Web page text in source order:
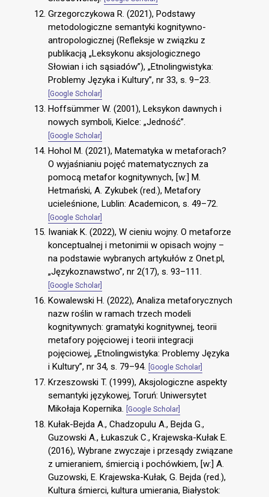
Grzegorczykowa R. (2021), Podstawy
metodologiczne semantyki kognitywno-
antropologicznej (Refleksje w związku z
publikacją „Leksykonu aksjologicznego
Słowian i ich sąsiadów”), „Etnolingwistyka:
Problemy Języka i Kultury”, nr 33, s. 9–23.
[Google Scholar]
Hoffsümmer W. (2001), Leksykon dawnych i
nowych symboli, Kielce: „Jedność”.
[Google Scholar]
Hohol M. (2021), Matematyka w metaforach?
O wyjaśnianiu pojęć matematycznych za
pomocą metafor kognitywnych, [w:] M.
Hetmański, A. Zykubek (red.), Metafory
ucieleśnione, Lublin: Academicon, s. 49–72.
[Google Scholar]
Iwaniak K. (2022), W cieniu wojny. O metaforze
konceptualnej i metonimii w opisach wojny –
na podstawie wybranych artykułów z Onet.pl,
„Językoznawstwo”, nr 2(17), s. 93–111.
[Google Scholar]
Kowalewski H. (2022), Analiza metaforycznych
nazw roślin w ramach trzech modeli
kognitywnych: gramatyki kognitywnej, teorii
metafory pojęciowej i teorii integracji
pojęciowej, „Etnolingwistyka: Problemy Języka
i Kultury”, nr 34, s. 79–94.
[Google Scholar]
Krzeszowski T. (1999), Aksjologiczne aspekty
semantyki językowej, Toruń: Uniwersytet
Mikołaja Kopernika.
[Google Scholar]
Kułak-Bejda A., Chadzopulu A., Bejda G.,
Guzowski A., Łukaszuk C., Krajewska-Kułak E.
(2016), Wybrane zwyczaje i przesądy związane
z umieraniem, śmiercią i pochówkiem, [w:] A.
Guzowski, E. Krajewska-Kułak, G. Bejda (red.),
Kultura śmierci, kultura umierania, Białystok: